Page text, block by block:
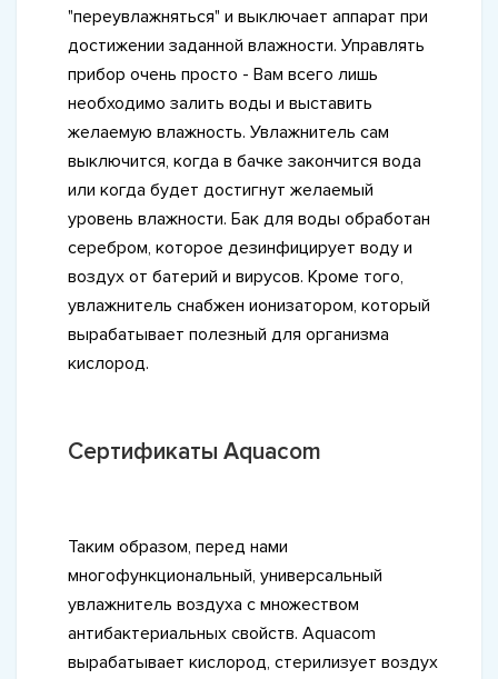
"переувлажняться" и выключает аппарат при
достижении заданной влажности. Управлять
прибор очень просто - Вам всего лишь
необходимо залить воды и выставить
желаемую влажность. Увлажнитель сам
выключится, когда в бачке закончится вода
или когда будет достигнут желаемый
уровень влажности. Бак для воды обработан
серебром, которое дезинфицирует воду и
воздух от батерий и вирусов. Кроме того,
увлажнитель снабжен ионизатором, который
вырабатывает полезный для организма
кислород.
Сертификаты Aquacom
Таким образом, перед нами
многофункциональный, универсальный
увлажнитель воздуха с множеством
антибактериальных свойств. Aquacom
вырабатывает кислород, стерилизует воздух